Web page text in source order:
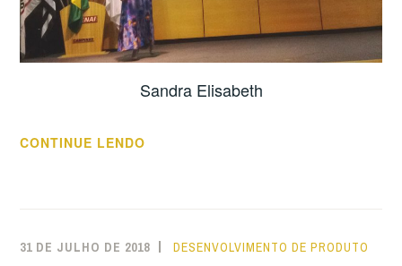
Sandra Elisabeth
CONTINUE LENDO
31 DE JULHO DE 2018 DESENVOLVIMENTO DE PRODUTO